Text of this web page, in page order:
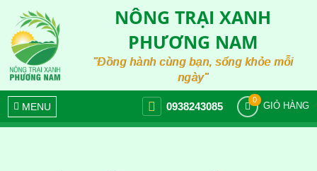
NÔNG TRẠI XANH
PHƯƠNG NAM
"Đồng hành cùng bạn, sống khỏe mỗi
ngày"
MENU 0938243085
0
GIỎ HÀNG